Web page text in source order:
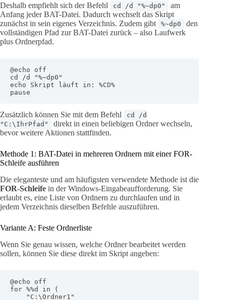
Deshalb empfiehlt sich der Befehl cd /d "%~dp0"
am
Anfang jeder BAT-Datei. Dadurch wechselt das Skript
zunächst in sein eigenes Verzeichnis. Zudem gibt
%~dp0
den
vollständigen Pfad zur BAT-Datei zurück – also Laufwerk
plus Ordnerpfad.
@echo off
cd /d "%~dp0"
echo Skript läuft in: %CD%
pause
Zusätzlich können Sie mit dem Befehl
cd /d
"C:\IhrPfad"
direkt in einen beliebigen Ordner wechseln,
bevor weitere Aktionen stattfinden.
Methode 1: BAT-Datei in mehreren Ordnern mit einer FOR-
Schleife ausführen
Die eleganteste und am häufigsten verwendete Methode ist die
FOR-Schleife in der Windows-Eingabeaufforderung. Sie
erlaubt es, eine Liste von Ordnern zu durchlaufen und in
jedem Verzeichnis dieselben Befehle auszuführen.
Variante A: Feste Ordnerliste
Wenn Sie genau wissen, welche Ordner bearbeitet werden
sollen, können Sie diese direkt im Skript angeben:
@echo off
for %%d in (